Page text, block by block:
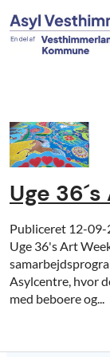
Uge
Publiceret 12-09-
Uge 36's Art
Asylcentre, hvor
med beboere og...